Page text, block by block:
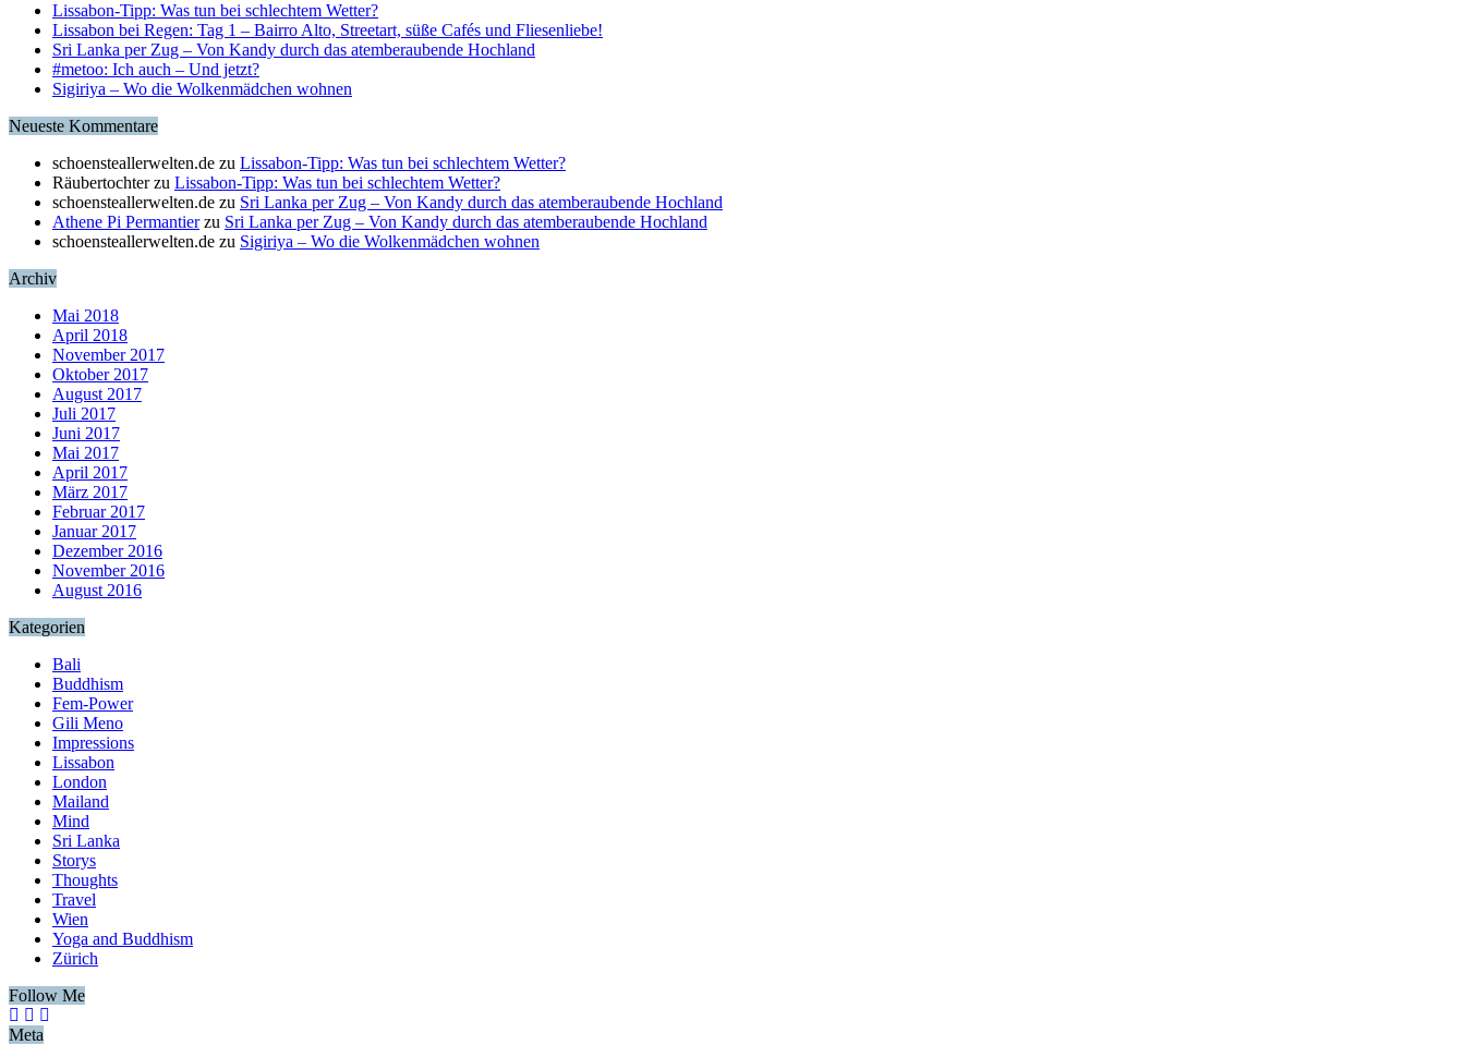
Lissabon-Tipp: Was tun bei schlechtem Wetter?
Lissabon bei Regen: Tag 1 – Bairro Alto, Streetart, süße Cafés und Fliesenliebe!
Sri Lanka per Zug – Von Kandy durch das atemberaubende Hochland
#metoo: Ich auch – Und jetzt?
Sigiriya – Wo die Wolkenmädchen wohnen
Neueste Kommentare
schoensteallerwelten.de zu Lissabon-Tipp: Was tun bei schlechtem Wetter?
Räubertochterzu Lissabon-Tipp: Was tun bei schlechtem Wetter?
schoensteallerwelten.de zu Sri Lanka per Zug – Von Kandy durch das atemberaubende Hochland
Athene Pi Permantierzu Sri Lanka per Zug – Von Kandy durch das atemberaubende Hochland
schoensteallerwelten.de zu Sigiriya – Wo die Wolkenmädchen wohnen
Archiv
Mai 2018
April 2018
November 2017
Oktober 2017
August 2017
Juli 2017
Juni 2017
Mai 2017
April 2017
März 2017
Februar 2017
Januar 2017
Dezember 2016
November 2016
August 2016
Kategorien
Bali
Buddhism
Fem-Power
Gili Meno
Impressions
Lissabon
London
Mailand
Mind
Sri Lanka
Storys
Thoughts
Travel
Wien
Yoga and Buddhism
Zürich
Follow Me
Meta